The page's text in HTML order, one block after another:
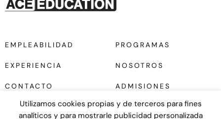
PROGRAMAS
NOSOTROS
ADMISIONES
EMPLEABILIDAD
EXPERIENCIA
CONTACTO
Utilizamos cookies propias y de terceros para fines
analíticos y para mostrarle publicidad personalizada